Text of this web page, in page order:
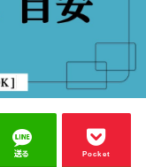
送る Pocket